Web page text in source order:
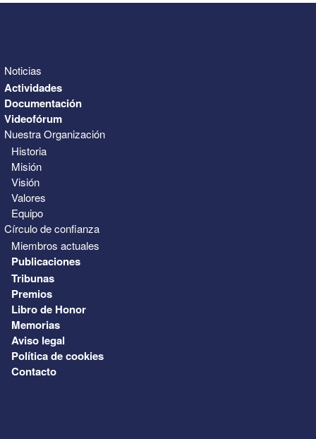
Noticias
Actividades
Documentación
Videofórum
Nuestra Organización
Historia
Misión
Visión
Valores
Equipo
Círculo de confianza
Miembros actuales
Publicaciones
Tribunas
Premios
Libro de Honor
Memorias
Aviso legal
Política de cookies
Contacto